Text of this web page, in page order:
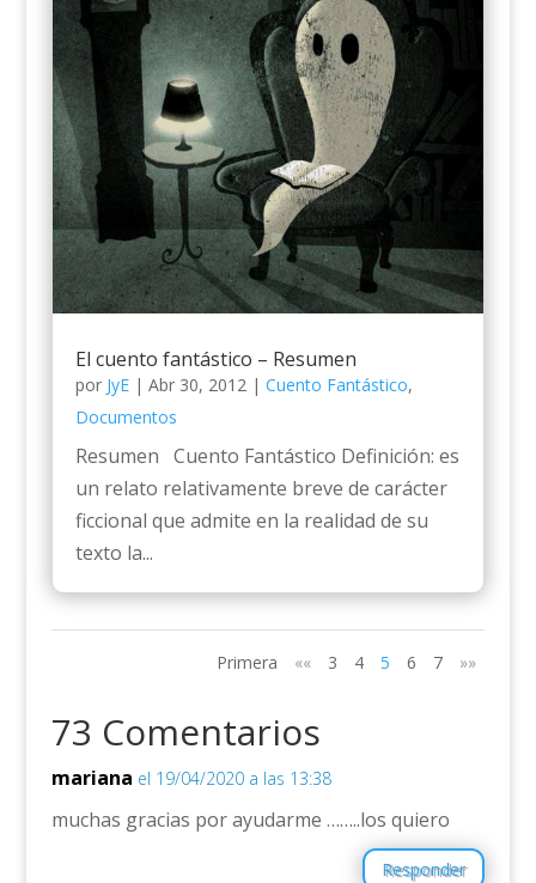
El cuento fantástico – Resumen
por JyE| Abr 30, 2012| Cuento Fantástico,
Documentos
Resumen Cuento Fantástico Definición: es
un relato relativamente breve de carácter
ficcional que admite en la realidad de su
texto la...
Primera «« 3 4 5 6 7 »»
73 Comentarios
mariana el 19/04/2020 a las 13:38
muchas gracias por ayudarme ……..los quiero
Responder